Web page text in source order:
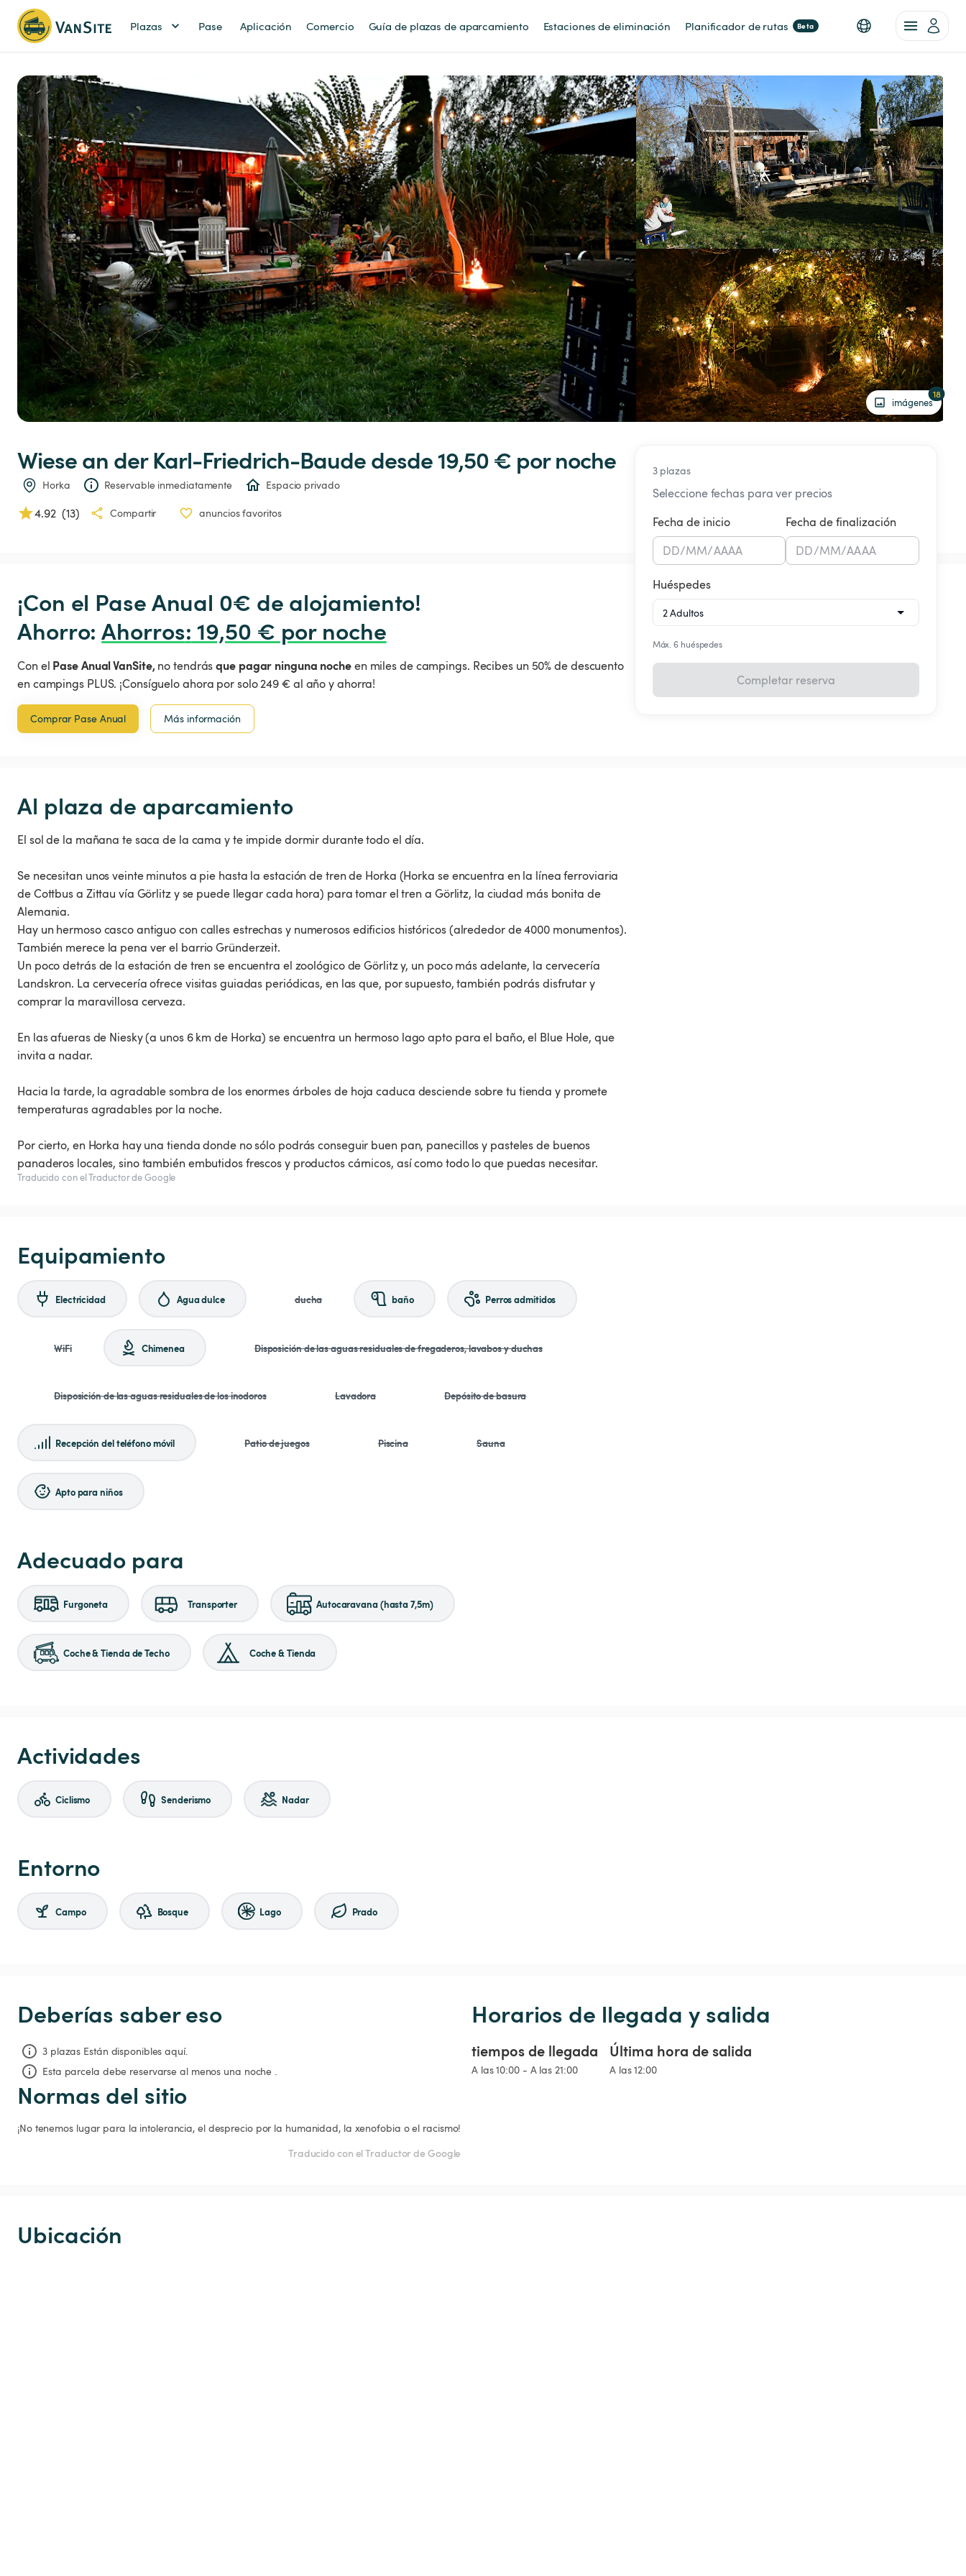
Plazas Pase Aplicación Comercio Guía de plazas de aparcamiento Estaciones de eliminación Planificador de rutas Beta
imágenes
18
Wiesean der Karl-Friedrich-Baude desde 19,50 € por noche
Horka Reservable inmediatamente Espacio privado
4.92 (13) Compartir anuncios favoritos
3 plazas
Seleccione fechas para ver precios
Fecha de inicio
DD/MM/AAAA
Fecha de finalización
DD/MM/AAAA
Huéspedes
Máx. 6 huéspedes
Completar reserva
¡Con el Pase Anual 0€ de alojamiento!
Ahorro: Ahorros: 19,50 € por noche
Con el Pase Anual VanSite, no tendrásque pagar ninguna nocheen miles de campings. Recibes un 50% de descuento
en campings PLUS. ¡Consíguelo ahora por solo 249 € al año y ahorra!
Comprar Pase Anual Más información
Al plaza de aparcamiento
El sol de la mañana te saca de la cama y te impide dormir durante todo el día.
Se necesitan unos veinte minutos a pie hasta la estación de tren de Horka (Horka se encuentra en la línea ferroviaria
de Cottbus a Zittau vía Görlitz y se puede llegar cada hora) para tomar el tren a Görlitz, la ciudad más bonita de
Alemania.
Hay un hermoso casco antiguo con calles estrechas y numerosos edificios históricos (alrededor de 4000 monumentos).
También merece la pena ver el barrio Gründerzeit.
Un poco detrás de la estación de tren se encuentra el zoológico de Görlitz y, un poco más adelante, la cervecería
Landskron. La cervecería ofrece visitas guiadas periódicas, en las que, por supuesto, también podrás disfrutar y
comprar la maravillosa cerveza.
En las afueras de Niesky (a unos 6 km de Horka) se encuentra un hermoso lago apto para el baño, el Blue Hole, que
invita a nadar.
Hacia la tarde, la agradable sombra de los enormes árboles de hoja caduca desciende sobre tu tienda y promete
temperaturas agradables por la noche.
Por cierto, en Horka hay una tienda donde no sólo podrás conseguir buen pan, panecillos y pasteles de buenos
panaderos locales, sino también embutidos frescos y productos cárnicos, así como todo lo que puedas necesitar.
Traducido con el Traductor de Google
Equipamiento
Electricidad Agua dulce ducha baño Perros admitidos
WiFi Chimenea Disposición de las aguas residuales de fregaderos, lavabos y duchas
Disposición de las aguas residuales de los inodoros Lavadora Depósito de basura
Recepción del teléfono móvil Patio de juegos Piscina Sauna
Apto para niños
Adecuado para
Furgoneta Transporter Autocaravana (hasta 7,5m)
Coche & Tienda de Techo Coche & Tienda
Actividades
Ciclismo Senderismo Nadar
Entorno
Campo Bosque Lago Prado
Deberías saber eso
3 plazas Están disponibles aquí.
Esta parcela debe reservarse al menos una noche .
Horarios de llegada y salida
tiempos de llegada
A las 10:00 - A las 21:00
Última hora de salida
A las 12:00
Normas del sitio
¡No tenemos lugar para la intolerancia, el desprecio por la humanidad, la xenofobia o el racismo!
Traducido con el Traductor de Google
Ubicación